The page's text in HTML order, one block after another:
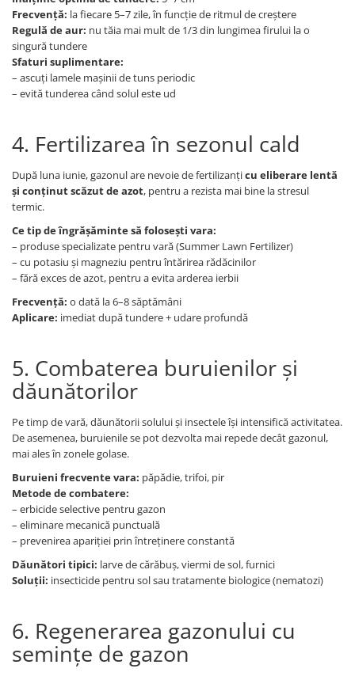
Frecvență: la fiecare 5–7 zile, în funcție de ritmul de creștere
Regulă de aur: nu tăia mai mult de 1/3 din lungimea firului la o
singură tundere
Sfaturi suplimentare:
– ascuți lamele mașinii de tuns periodic
– evită tunderea când solul este ud
4. Fertilizarea în sezonul cald
După luna iunie, gazonul are nevoie de fertilizanțicu eliberare lentă
și conținut scăzut de azot, pentru a rezista mai bine la stresul
termic.
Ce tip de îngrășăminte să folosești vara:
– produse specializate pentru vară (Summer Lawn Fertilizer)
– cu potasiu și magneziu pentru întărirea rădăcinilor
– fără exces de azot, pentru a evita arderea ierbii
Frecvență: o dată la 6–8 săptămâni
Aplicare: imediat după tundere + udare profundă
5. Combaterea buruienilor și
dăunătorilor
Pe timp de vară, dăunătorii solului și insectele își intensifică activitatea.
De asemenea, buruienile se pot dezvolta mai repede decât gazonul,
mai ales în zonele golase.
Buruieni frecvente vara: păpădie, trifoi, pir
Metode de combatere:
– erbicide selective pentru gazon
– eliminare mecanică punctuală
– prevenirea apariției prin întreținere constantă
Dăunători tipici: larve de cărăbuș, viermi de sol, furnici
Soluții: insecticide pentru sol sau tratamente biologice (nematozi)
6. Regenerarea gazonului cu
semințe de gazon